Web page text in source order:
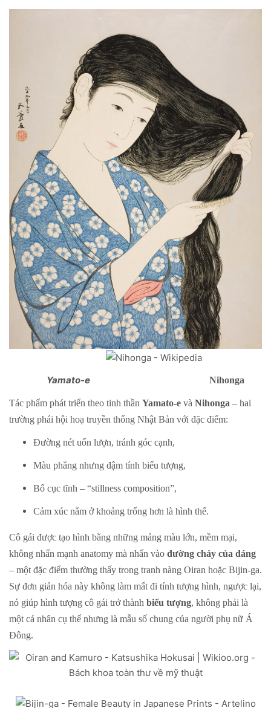
Yamato-e Nihonga
Tác phẩm phát triển theo tinh thần Yamato-e và Nihonga – hai
trường phái hội hoạ truyền thống Nhật Bản với đặc điểm:
Đường nét uốn lượn, tránh góc cạnh,
Màu phẳng nhưng đậm tính biểu tượng,
Bố cục tĩnh – “stillness composition”,
Cảm xúc nằm ở khoảng trống hơn là hình thể.
Cô gái được tạo hình bằng những mảng màu lớn, mềm mại,
không nhấn mạnh anatomy mà nhấn vào đường chảy của dáng
– một đặc điểm thường thấy trong tranh nàng Oiran hoặc Bijin-ga.
Sự đơn giản hóa này không làm mất đi tính tượng hình, ngược lại,
nó giúp hình tượng cô gái trở thành biểu tượng, không phải là
một cá nhân cụ thể nhưng là mẫu số chung của người phụ nữ Á
Đông.